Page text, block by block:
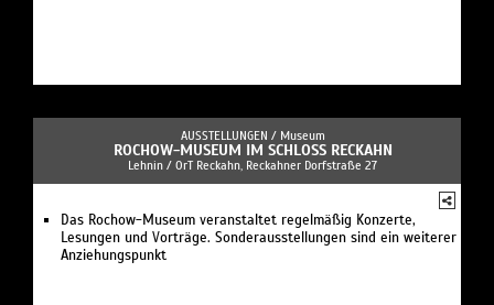
AUSSTELLUNGEN / Museum
ROCHOW-MUSEUM IM SCHLOSS RECKAHN
Lehnin / OrT Reckahn, Reckahner Dorfstraße 27
Das Rochow-Museum veranstaltet regelmäßig Konzerte,
Lesungen und Vorträge. Sonderausstellungen sind ein weiterer
Anziehungspunkt